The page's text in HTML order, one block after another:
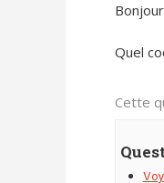
Bonjour
Quel
Cette